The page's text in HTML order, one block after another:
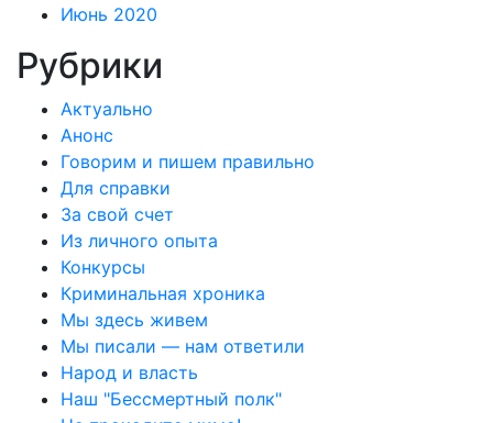
Июнь 2020
Рубрики
Актуально
Анонс
Говорим и пишем правильно
Для справки
За свой счет
Из личного опыта
Конкурсы
Криминальная хроника
Мы здесь живем
Мы писали — нам ответили
Народ и власть
Наш "Бессмертный полк"